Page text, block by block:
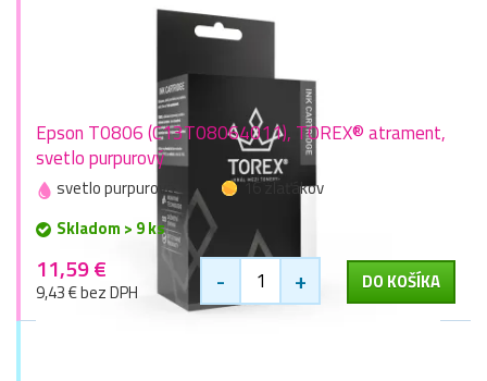
Epson T0806 (C13T08064011), TOREX® atrament,
svetlo purpurový
svetlo purpurová
16 zlaťákov
Skladom > 9 ks
11,59 €
9,43 € bez DPH - + DO KOŠÍKA